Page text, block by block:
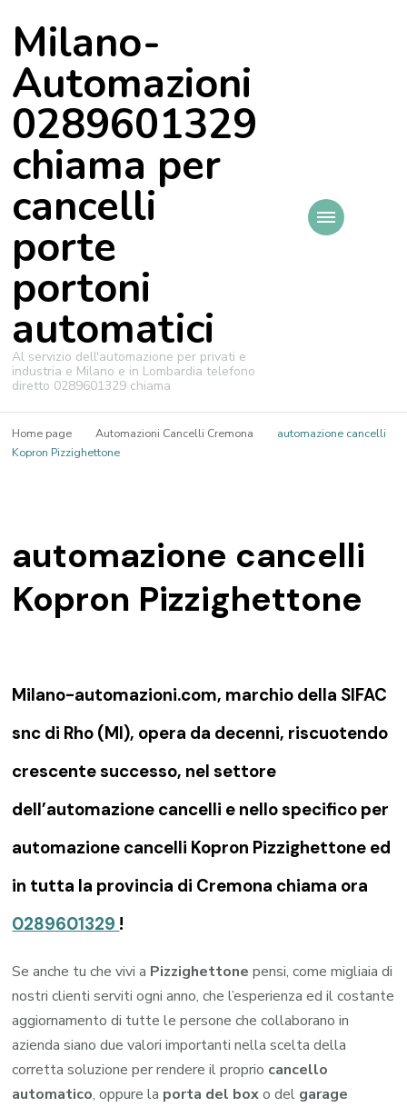
Milano-
Automazioni
0289601329
chiama per
cancelli
porte
portoni
automatici
Al servizio dell'automazione per privati e
industria e Milano e in Lombardia telefono
diretto 0289601329 chiama
Home page Automazioni Cancelli Cremona
automazione cancelli
Kopron Pizzighettone
automazione cancelli
Kopron Pizzighettone
Milano-automazioni.com, marchio della SIFAC
snc di Rho (MI), opera da decenni, riscuotendo
crescente successo, nel settore
dell’automazione cancelli e nello specifico per
automazione cancelli Kopron Pizzighettone ed
in tutta la provincia di Cremona chiama ora
0289601329 !
Se anche tu che vivi a Pizzighettone pensi, come migliaia di
nostri clienti serviti ogni anno, che l’esperienza ed il costante
aggiornamento di tutte le persone che collaborano in
azienda siano due valori importanti nella scelta della
corretta soluzione per rendere il proprio cancello
automatico, oppure la porta del boxo del garage